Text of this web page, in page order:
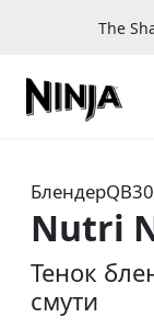
The
Блендер
Nutri
Тенок
смути